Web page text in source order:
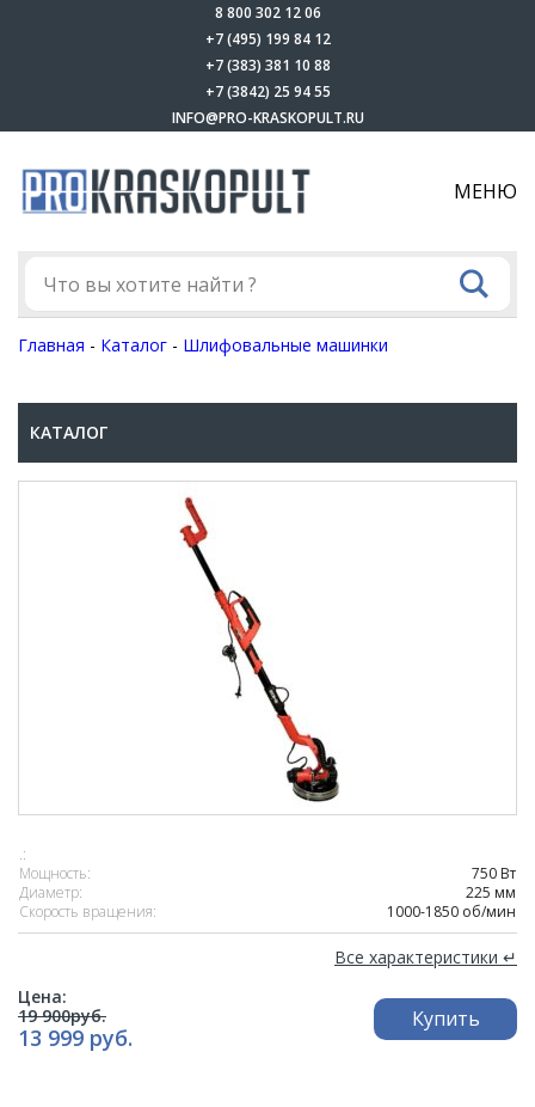
8 800 302 12 06
+7 (495) 199 84 12
+7 (383) 381 10 88
+7 (3842) 25 94 55
INFO@PRO-KRASKOPULT.RU
МЕНЮ
Главная - Каталог - Шлифовальные машинки
КАТАЛОГ
.:
Мощность:
750 Вт
Диаметр:
225 мм
Скорость вращения:
1000-1850 об/мин
Все характеристики ↵
Цена:
19 900руб.
13 999 руб.
Купить